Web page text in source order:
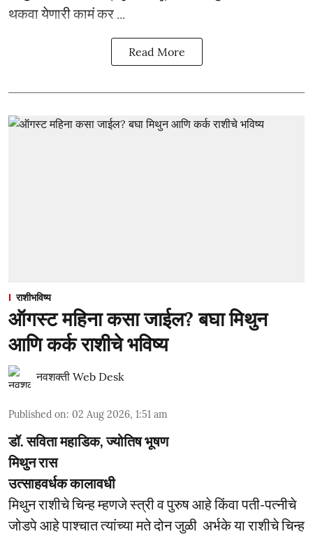
थकवा येणारी कामं कर ...
Read More
राशीभविष्य
ऑगस्ट महिना कसा जाईल? बघा मिथुन
आणि कर्क राशीचे भविष्य
नवशक्ती Web Desk
Published on: 02 Aug 2026, 1:51 am
डॉ. सविता महाडिक, ज्योतिष भूषण
मिथुन रास
उत्साहवर्धक कालावधी
मिथुन राशीचे चिन्ह म्हणजे स्त्री व पुरुष आहे किंवा पती-पत्नीचे
जोडपे आहे पाश्चात त्यांच्या मते दोन जुळी अर्भके या राशीचे चिन्ह